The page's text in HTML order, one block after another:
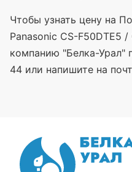
Чтобы узнать цену на
Panasonic CS-F50DTE5
компанию "Белка-Урал"
44 или напишите на